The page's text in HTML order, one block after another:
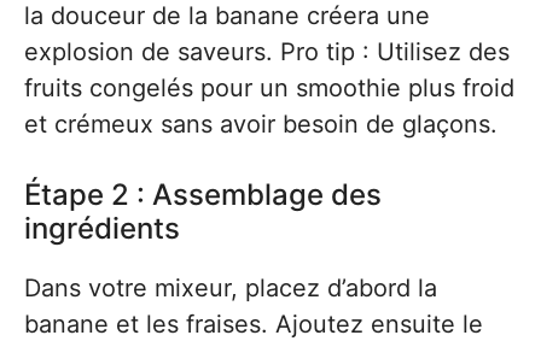
la douceur de la banane créera une
explosion de saveurs. Pro tip : Utilisez des
fruits congelés pour un smoothie plus froid
et crémeux sans avoir besoin de glaçons.
Étape 2 : Assemblage des
ingrédients
Dans votre mixeur, placez d’abord la
banane et les fraises. Ajoutez ensuite le